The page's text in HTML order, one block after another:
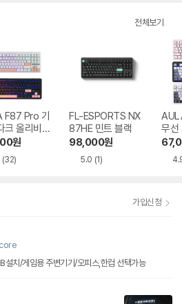
전체보기
F87 Pro 기
크 올리비아
원
(32)
FL-ESPORTS NX
87HE 민트 블랙
98,000원
5.0 (1)
무선
블랙
가입신청
치/게임용 주변기기/오피스,한컴 선택가능